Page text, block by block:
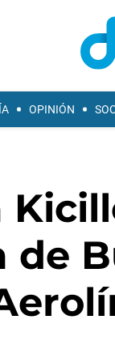
OPINIÓN